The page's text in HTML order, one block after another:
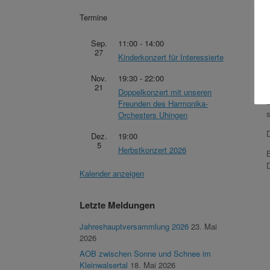
Termine
Sep.
27
11:00 - 14:00
Kinderkonzert für Interessierte
Nov.
21
19:30 - 22:00
Doppelkonzert mit unseren
Freunden des Harmonika-
Orchesters Uhingen
Dez.
5
19:00
Herbstkonzert 2026
Kalender anzeigen
Letzte Meldungen
Jahreshauptversammlung 2026 23. Mai
2026
AOB zwischen Sonne und Schnee im
Kleinwalsertal 18. Mai 2026